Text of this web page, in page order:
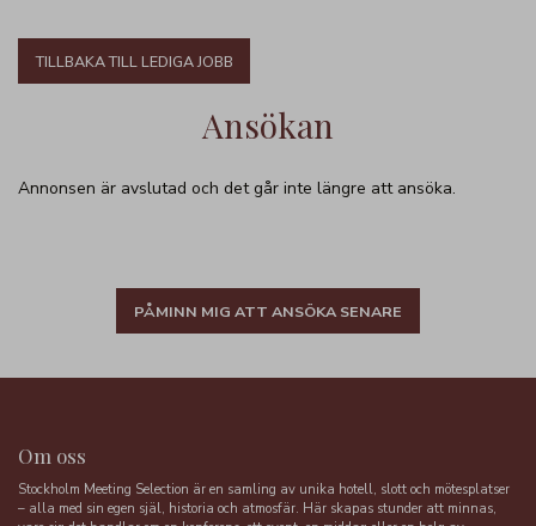
TILLBAKA TILL LEDIGA JOBB
Ansökan
Annonsen är avslutad och det går inte längre att ansöka.
PÅMINN MIG ATT ANSÖKA SENARE
Om oss
Stockholm Meeting Selection är en samling av unika hotell, slott och mötesplatser
– alla med sin egen själ, historia och atmosfär. Här skapas stunder att minnas,